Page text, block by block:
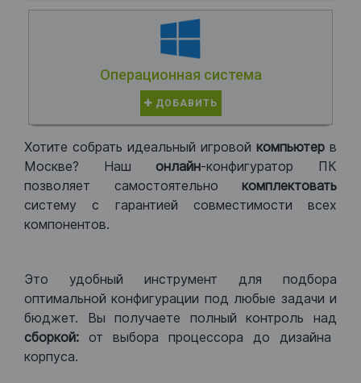
Операционная система
ДОБАВИТЬ
Хотите собрать идеальный игровой компьютер в
Москве? Нашонлайн-конфигуратор ПК
позволяет самостоятельно комплектовать
систему с гарантией совместимости всех
компонентов.
Это удобный инструмент для подбора
оптимальной конфигурации под любые задачи и
бюджет. Вы получаете полный контроль над
сборкой: от выбора процессора до дизайна
корпуса.